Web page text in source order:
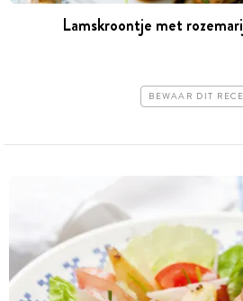
Lamskroontje met
BEWAAR DIT